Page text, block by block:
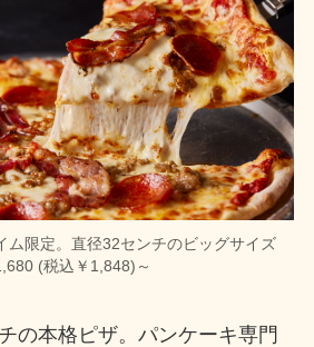
ム限定。直径32センチのビッグサイズ
(税込￥1,848)～
の本格ピザ。パンケーキ専門